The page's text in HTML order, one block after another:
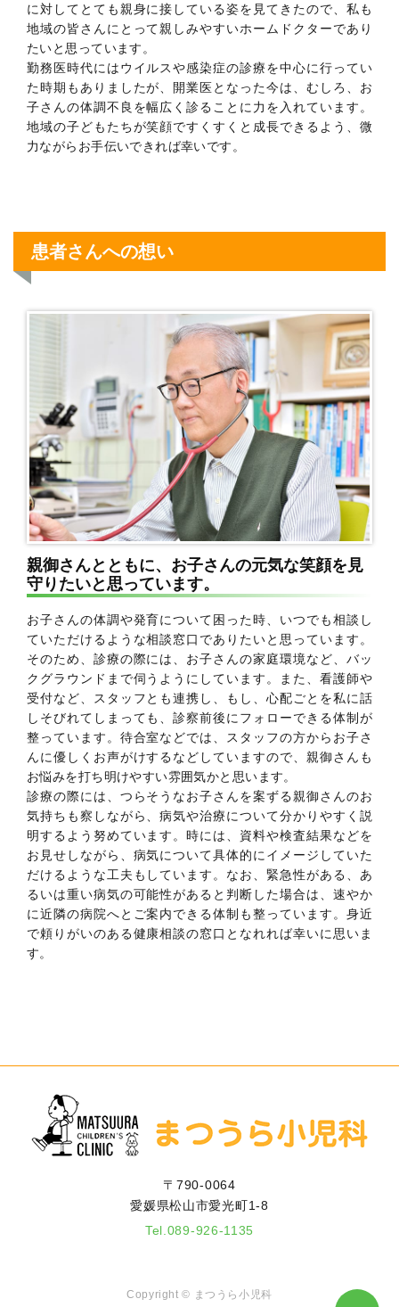
に対してとても親身に接している姿を見てきたので、私も
地域の皆さんにとって親しみやすいホームドクターであり
たいと思っています。
勤務医時代にはウイルスや感染症の診療を中心に行ってい
た時期もありましたが、開業医となった今は、むしろ、お
子さんの体調不良を幅広く診ることに力を入れています。
地域の子どもたちが笑顔ですくすくと成長できるよう、微
力ながらお手伝いできれば幸いです。
患者さんへの想い
親御さんとともに、お子さんの元気な笑顔を見
守りたいと思っています。
お子さんの体調や発育について困った時、いつでも相談し
ていただけるような相談窓口でありたいと思っています。
そのため、診療の際には、お子さんの家庭環境など、バッ
クグラウンドまで伺うようにしています。また、看護師や
受付など、スタッフとも連携し、もし、心配ごとを私に話
しそびれてしまっても、診察前後にフォローできる体制が
整っています。待合室などでは、スタッフの方からお子さ
んに優しくお声がけするなどしていますので、親御さんも
お悩みを打ち明けやすい雰囲気かと思います。
診療の際には、つらそうなお子さんを案ずる親御さんのお
気持ちも察しながら、病気や治療について分かりやすく説
明するよう努めています。時には、資料や検査結果などを
お見せしながら、病気について具体的にイメージしていた
だけるような工夫もしています。なお、緊急性がある、あ
るいは重い病気の可能性があると判断した場合は、速やか
に近隣の病院へとご案内できる体制も整っています。身近
で頼りがいのある健康相談の窓口となれれば幸いに思いま
す。
〒790-0064
愛媛県松山市愛光町1-8
Tel. 089-926-1135
Copyright © まつうら小児科